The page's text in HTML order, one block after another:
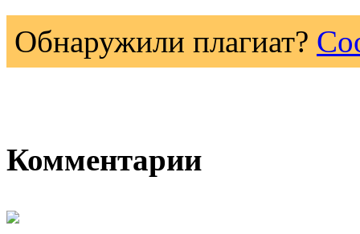
Обнаружили плагиат?
Комментарии